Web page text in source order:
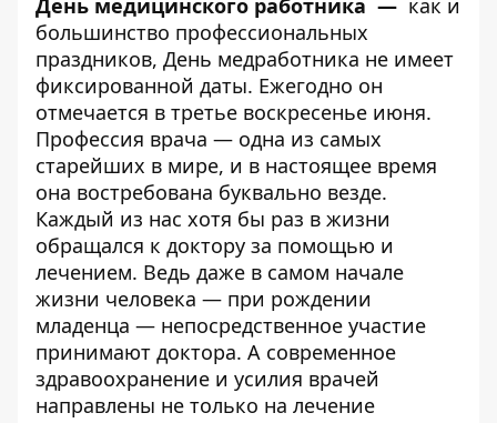
большинство профессиональных
праздников, День медработника не имеет
фиксированной даты. Ежегодно он
отмечается в третье воскресенье июня.
Профессия врача — одна из самых
старейших в мире, и в настоящее время
она востребована буквально везде.
Каждый из нас хотя бы раз в жизни
обращался к доктору за помощью и
лечением. Ведь даже в самом начале
жизни человека — при рождении
младенца — непосредственное участие
принимают доктора. А современное
здравоохранение и усилия врачей
направлены не только на лечение